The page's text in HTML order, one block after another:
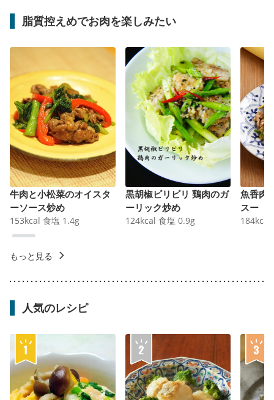
脂質控えめでお肉を楽しみたい
牛肉と小松菜のオイスタ
ーソース炒め
153kcal 食塩 1.4g
黒胡椒ビリビリ 鶏肉のガ
ーリック炒め
124kcal 食塩 0.9g
魚香肉
スー
184kcal
もっと見る
人気のレシピ